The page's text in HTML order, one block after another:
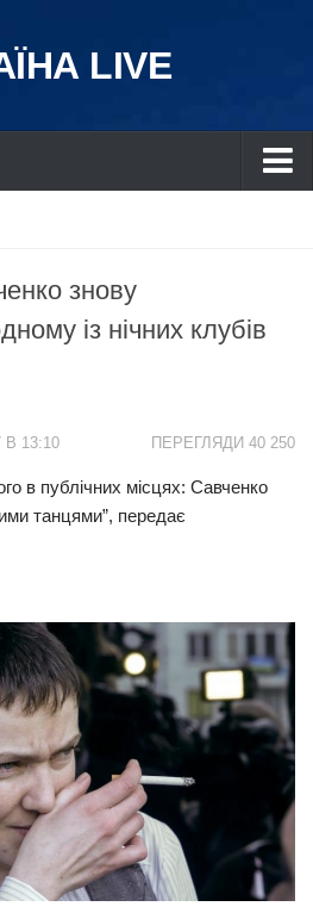
LIVE
знову
із нічних клубів
ПЕРЕГЛЯДИ 40 250
13:10
в публічних місцях: Савченко
танцями”, передає